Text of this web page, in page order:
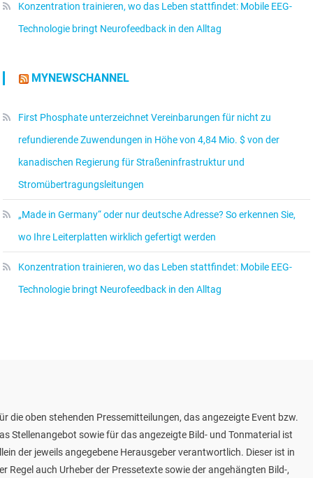
Konzentration trainieren, wo das Leben stattfindet: Mobile EEG-
Technologie bringt Neurofeedback in den Alltag
MYNEWSCHANNEL
First Phosphate unterzeichnet Vereinbarungen für nicht zu
refundierende Zuwendungen in Höhe von 4,84 Mio. $ von der
kanadischen Regierung für Straßeninfrastruktur und
Stromübertragungsleitungen
„Made in Germany“ oder nur deutsche Adresse? So erkennen Sie,
wo Ihre Leiterplatten wirklich gefertigt werden
Konzentration trainieren, wo das Leben stattfindet: Mobile EEG-
Technologie bringt Neurofeedback in den Alltag
die oben stehenden Pressemitteilungen, das angezeigte Event bzw.
Stellenangebot sowie für das angezeigte Bild- und Tonmaterial ist
der jeweils angegebene Herausgeber verantwortlich. Dieser ist in
Regel auch Urheber der Pressetexte sowie der angehängten Bild-,